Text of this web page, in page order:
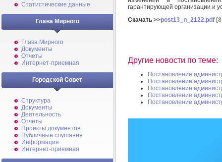
Статистические данные
Глава Мирного
Глава Мирного
Документы
Отчеты
Интернет-приемная
Городской Совет
Структура
Документы
Деятельность
Отчеты
Проекты документов
Публичные слушания
Информация
Интернет-приемная
гарантирующей организации и
Скачать >>post13_n_2122.pdf
Другие новости по теме:
Постановление
Постановление
Постановление
Постановление
Постановление